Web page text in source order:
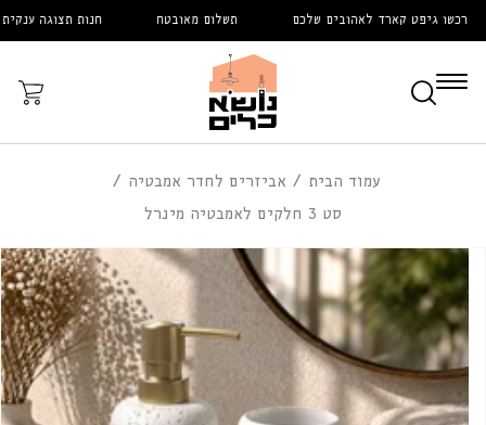
רכשו גיפט קארד לאהובים שלכם תשלום מאובטח חנות תצוגה ענקית
דלג
עֲגָלָה
עמוד הבית אביזרים לחדר אמבטיה
סט 3 חלקים לאמבטיה מינרל
דלג
לפרטי
המוצר